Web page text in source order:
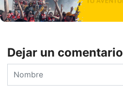
Dejar un comentario